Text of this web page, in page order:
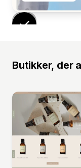
Butikker, der